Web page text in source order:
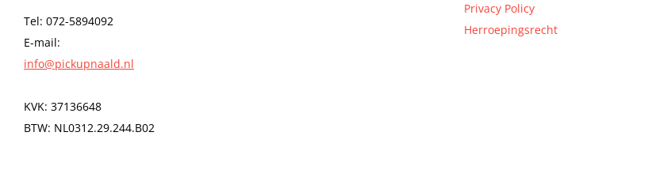
Tel: 072-5894092
E-mail:
info@pickupnaald.nl
KVK: 37136648
BTW: NL0312.29.244.B02
Privacy Policy
Herroepingsrecht